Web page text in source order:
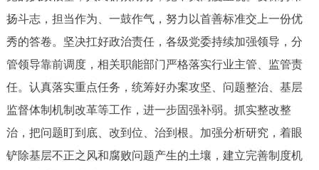
扬斗志，担当作为、一鼓作气，努力以首善标准交上一份优
秀的答卷。坚决扛好政治责任，各级党委持续加强领导，分
管领导靠前调度，相关职能部门严格落实行业主管、监管责
任。认真落实重点任务，统筹好办案攻坚、问题整治、基层
监督体制机制改革等工作，进一步固强补弱。抓实整改整
治，把问题盯到底、改到位、治到根。加强分析研究，着眼
铲除基层不正之风和腐败问题产生的土壤，建立完善制度机